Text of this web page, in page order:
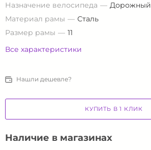
Назначение велосипеда
Дорожный
Материал рамы
Сталь
Размер рамы
11
Все характеристики
Нашли дешевле?
КУПИТЬ В 1 КЛИК
Наличие в магазинах